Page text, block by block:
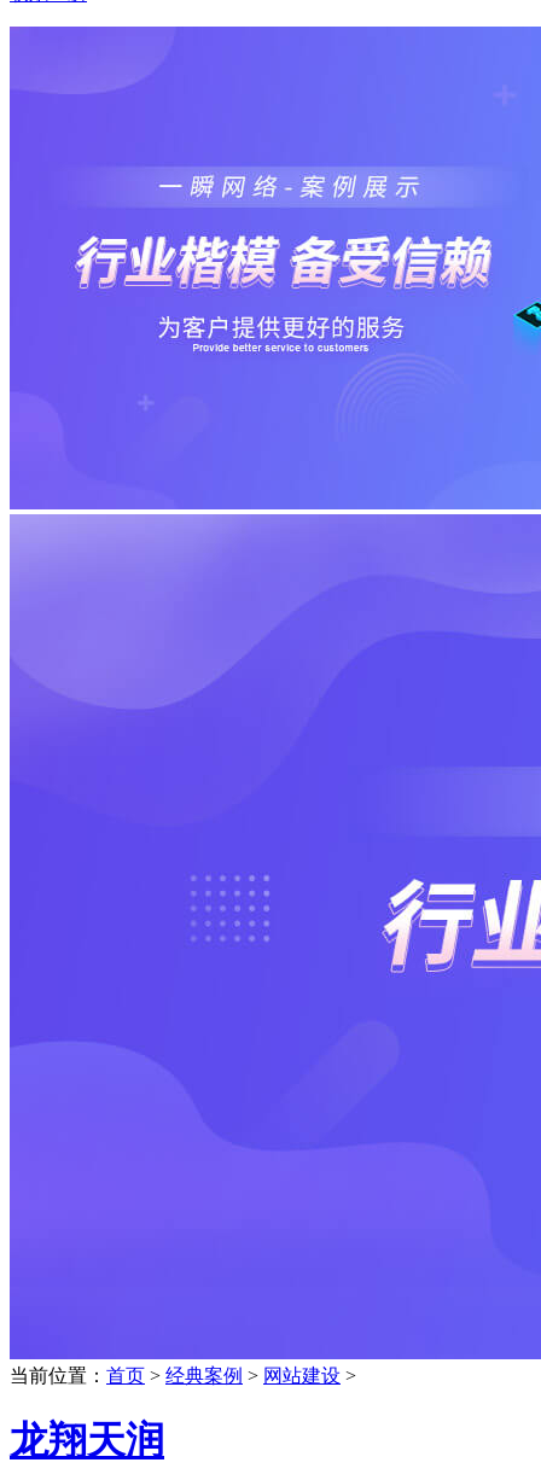
当前位置： 首页 > 经典案例 > 网站建设 >
龙翔天润